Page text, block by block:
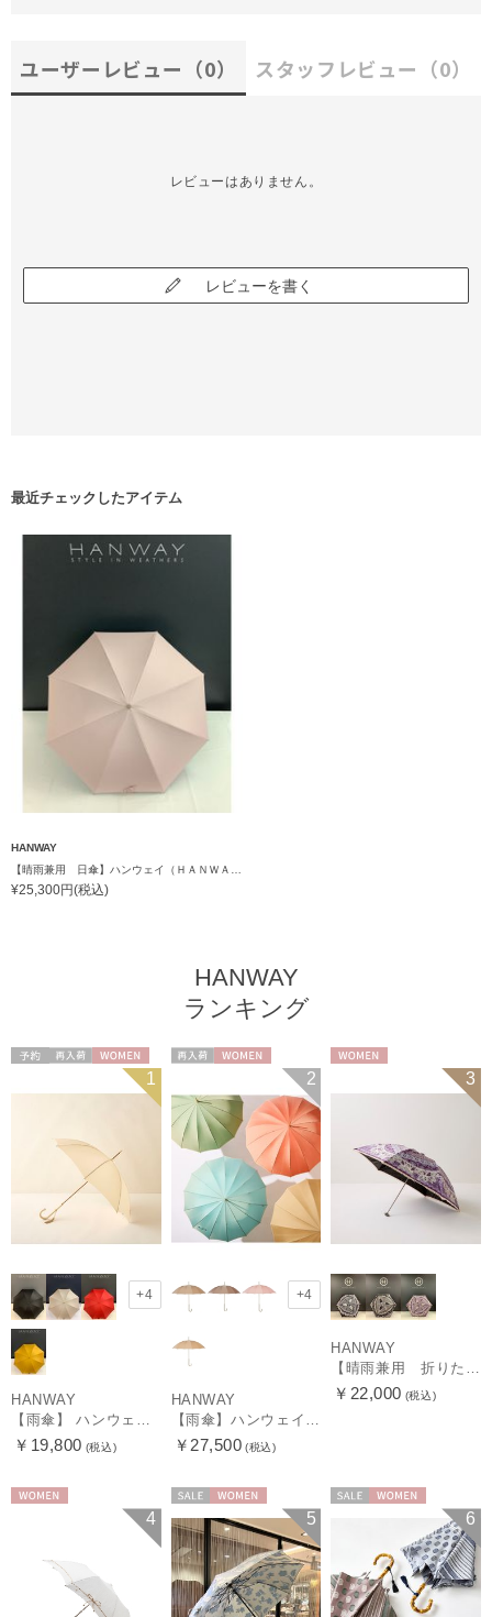
ユーザーレビュー （0） スタッフレビュー （0）
レビューはありません。
レビューを書く
最近チェックしたアイテム
HANWAY
¥25,300円(税込)
HANWAY
ランキング
WOMEN 1
+4
HANWAY
【雨傘】 ハンウェイ （HANWAY） Couturier クチュリエ 長傘 日本製
￥19,800 (税込)
2
+4
HANWAY
【雨傘】ハンウェイ （HANWAY ）真田耳（サナダミミ）長傘 日本製 カーボン骨
￥27,500 (税込)
3
HANWAY
【晴雨兼用 折りたたみ日傘】ハンウェイ（ＨＡＮＷＡＹ）Vestido de frida（べスティード・デ・フリーダ）
￥22,000 (税込)
4 5 6